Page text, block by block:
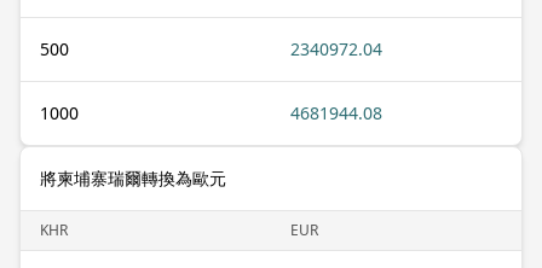
500 2340972.04
1000 4681944.08
將柬埔寨瑞爾轉換為歐元
KHR EUR